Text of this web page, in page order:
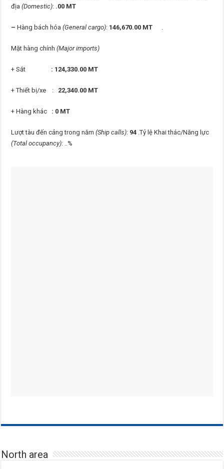
địa(Domestic): .00 MT
–Hàng bách hóa(General cargo): 146,670.00 MT .
Mặt hàng chính(Major imports)
+ Sắt : 124,330.00 MT
+ Thiết bị/xe : 22,340.00 MT
+ Hàng khác : 0 MT
Lượt tàu đến cảng trong năm(Ship calls): 94 .Tỷ lệ Khai thác/Năng lực
(Total occupancy): ..%
North area